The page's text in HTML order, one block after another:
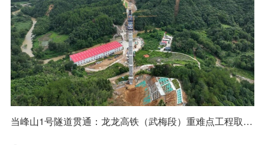
当峰山1号隧道贯通：龙龙高铁（武梅段）重难点工程取得阶段性突破